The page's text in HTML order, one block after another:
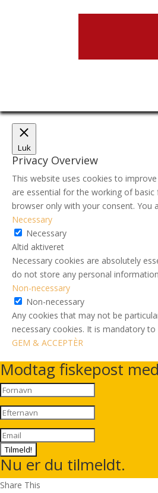
Luk
Privacy Overview
This website uses cookies to
are essential for the working of
browser only with your consent.
Necessary
Necessary
Altid aktiveret
Necessary cookies are absolutely
do not store any personal
Non-necessary
Non-necessary
Any cookies that may not be
necessary cookies. It is mandatory
GEM & ACCEPTÈR
Modtag fiskepost
Tilmeld!
Nu er du tilmeldt.
Share This